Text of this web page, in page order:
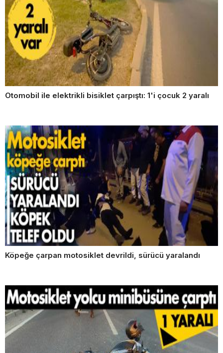
Otomobil ile elektrikli bisiklet çarpıştı: 1'i çocuk 2 yaralı
Köpeğe çarpan motosiklet devrildi, sürücü yaralandı